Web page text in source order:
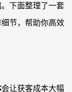
下面整理了一套
节，帮助你高效
会让获客成本大幅